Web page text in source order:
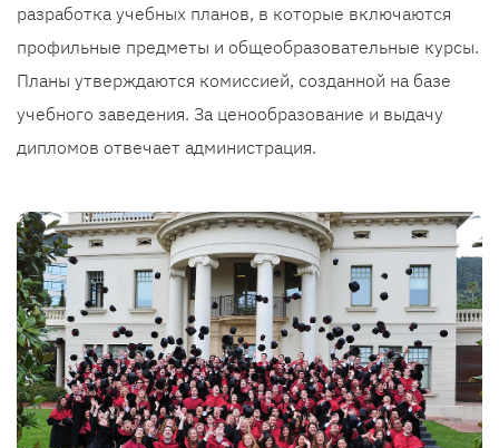
разработка учебных планов, в которые включаются
профильные предметы и общеобразовательные курсы.
Планы утверждаются комиссией, созданной на базе
учебного заведения. За ценообразование и выдачу
дипломов отвечает администрация.